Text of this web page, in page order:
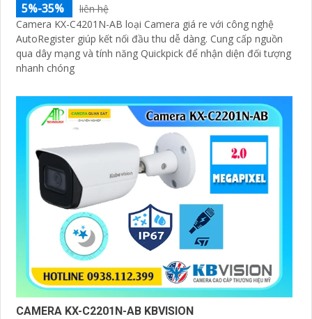
5%-35%
liên hệ
Camera KX-C4201N-AB loại Camera giá re với công nghệ
AutoRegister giúp kết nối đầu thu dễ dàng. Cung cấp nguồn
qua dây mạng và tính năng Quickpick để nhận diện đối tượng
nhanh chóng
CAMERA KX-C2201N-AB KBVISION